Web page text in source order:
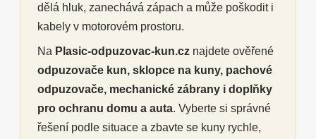
dělá hluk, zanechává zápach a může poškodit i
kabely v motorovém prostoru.
Na Plasic-odpuzovac-kun.cz najdete ověřené
odpuzovače kun, sklopce na kuny, pachové
odpuzovače, mechanické zábrany i doplňky
pro ochranu domu a auta. Vyberte si správné
řešení podle situace a zbavte se kuny rychle,